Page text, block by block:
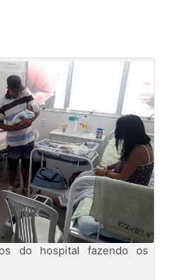
do hospital fazendo os